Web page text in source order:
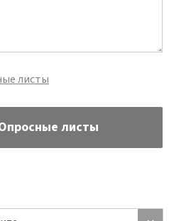
листы
листы